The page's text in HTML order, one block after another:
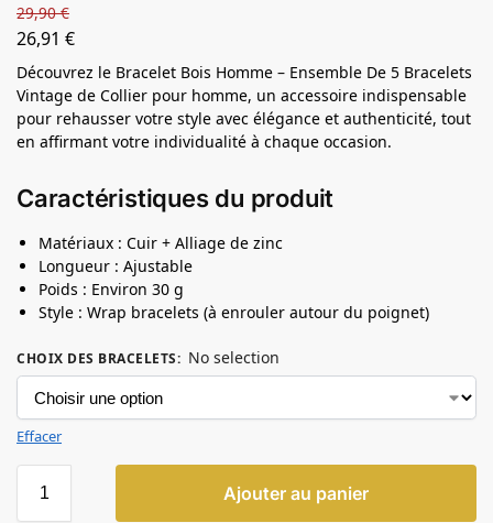
29,90€
26,91 €
Découvrez le Bracelet Bois Homme – Ensemble De 5 Bracelets
Vintage de Collier pour homme, un accessoire indispensable
pour rehausser votre style avec élégance et authenticité, tout
en affirmant votre individualité à chaque occasion.
Caractéristiques du produit
Matériaux : Cuir + Alliage de zinc
Longueur : Ajustable
Poids : Environ 30 g
Style : Wrap bracelets (à enrouler autour du poignet)
CHOIX DES BRACELETS: No selection
Effacer
Ajouter au panier